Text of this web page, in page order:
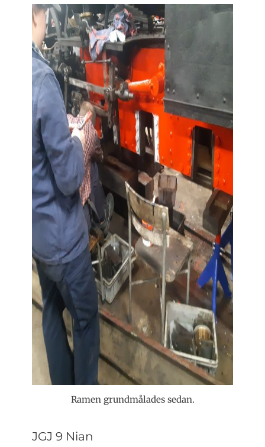
Ramen grundmålades sedan.
JGJ 9 Nian